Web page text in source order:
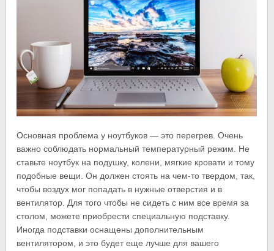
Основная проблема у ноутбуков — это перегрев. Очень
важно соблюдать нормальный температурный режим. Не
ставьте ноутбук на подушку, колени, мягкие кровати и тому
подобные вещи. Он должен стоять на чем-то твердом, так,
чтобы воздух мог попадать в нужные отверстия и в
вентилятор. Для того чтобы не сидеть с ним все время за
столом, можете приобрести специальную подставку.
Иногда подставки оснащены дополнительным
вентилятором, и это будет еще лучше для вашего